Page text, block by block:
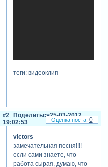
теги: видеоклип
Поделиться
2
25-03-2012
19:02:53
victors
замечательная песня!!!!
если сами знаете, что
работа сырая, думаю, что
0